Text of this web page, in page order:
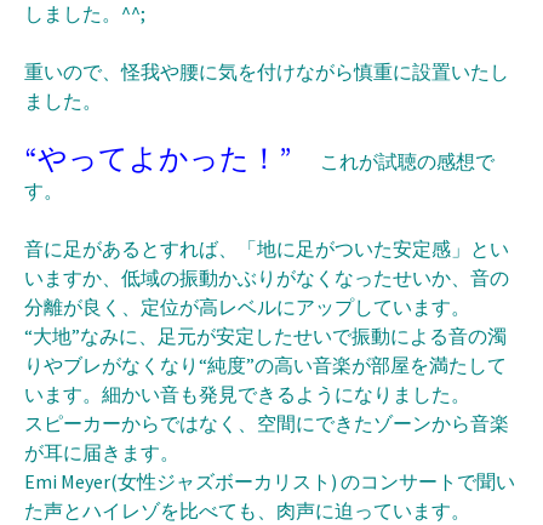
しました。^^;
重いので、怪我や腰に気を付けながら慎重に設置いたし
ました。
“やってよかった！”
これが試聴の感想で
す。
音に足があるとすれば、「地に足がついた安定感」とい
いますか、低域の振動かぶりがなくなったせいか、音の
分離が良く、 定位が高レベルにアップしています。
“大地”なみに、 足元が安定したせいで振動による音の濁
りやブレがなくなり“純度”の高い音楽が部屋を満たして
います。細かい音も発見できるようになりました。
スピーカーからではなく、 空間にできたゾーンから音楽
が耳に届きます。
Emi Meyer(女性ジャズボーカリスト) のコンサートで聞い
た声とハイレゾを比べても、肉声に迫っています。